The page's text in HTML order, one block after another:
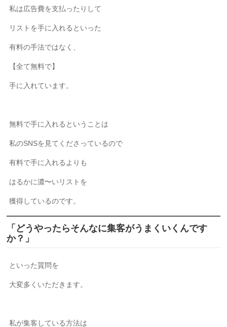
私は広告費を支払ったりして
リストを手に入れるといった
有料の手法ではなく、
【全て無料で】
手に入れています。
無料で手に入れるということは
私のSNSを見てくださっているので
有料で手に入れるよりも
はるかに濃〜いリストを
獲得しているのです。
「どうやったらそんなに集客がうまくいくんです
か？」
といった質問を
大変多くいただきます。
私が集客している方法は